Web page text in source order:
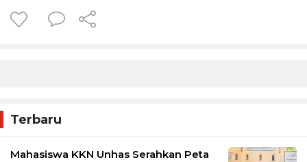
Terbaru
Mahasiswa KKN Unhas Serahkan Peta